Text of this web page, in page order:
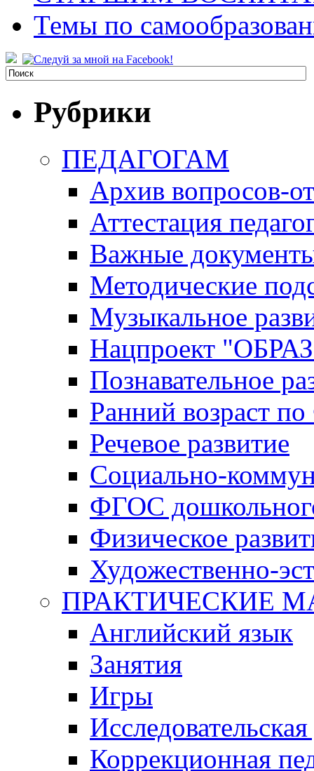
Темы по
Рубрики
ПЕДАГОГАМ
Архив вопросов-
Аттестация
Важные
Методические
Музыкальное
Нацпроект
Познавательное
Ранний возраст
Речевое развитие
Социально-
ФГОС
Физическое
Художественно-
ПРАКТИЧЕСКИЕ
Английский язык
Занятия
Игры
Коррекционная